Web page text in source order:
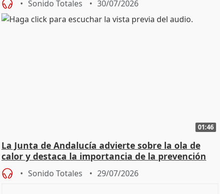
Sonido Totales 30/07/2026
01:46
La Junta de Andalucía advierte sobre la ola de
calor y destaca la importancia de la prevención
Sonido Totales 29/07/2026